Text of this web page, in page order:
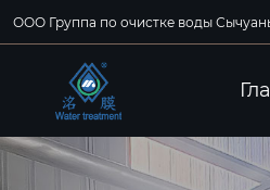
ООО Группа по очистке воды